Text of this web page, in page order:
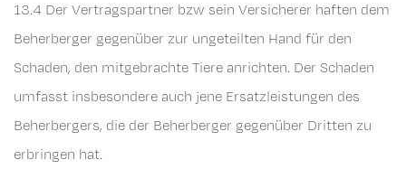
13.4 Der Vertragspartner bzw sein Versicherer haften dem
Beherberger gegenüber zur ungeteilten Hand für den
Schaden, den mitgebrachte Tiere anrichten. Der Schaden
umfasst insbesondere auch jene Ersatzleistungen des
Beherbergers, die der Beherberger gegenüber Dritten zu
erbringen hat.